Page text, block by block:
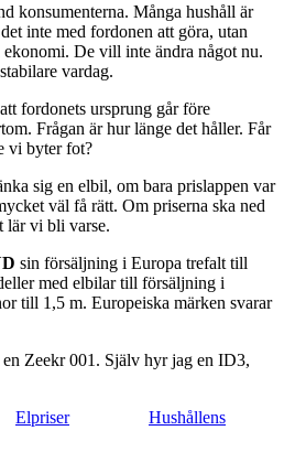
konsumenterna. Många hushåll är
inte med fordonen att göra, utan
De vill inte ändra något nu.
vardag.
fordonets ursprung går före
Frågan är hur länge det håller. Får
vi byter fot?
sig en elbil, om bara prislappen var
väl få rätt. Om priserna ska ned
lär vi bli varse.
sin försäljning i Europa trefalt till
med elbilar till försäljning i
till 1,5 m. Europeiska märken svarar
Zeekr 001. Själv hyr jag en ID3,
Elpriser
Hushållens